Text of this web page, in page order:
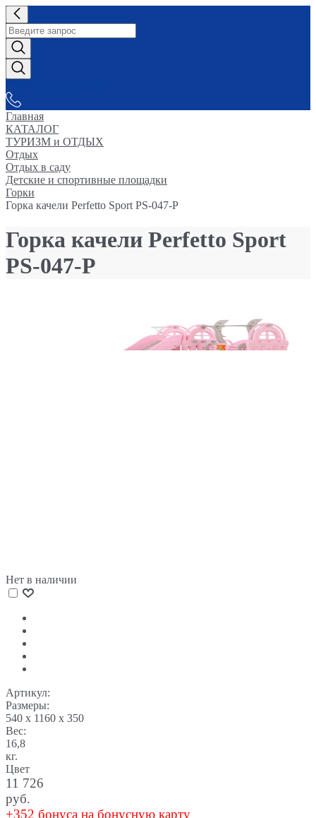
Главная
КАТАЛОГ
ТУРИЗМ и ОТДЫХ
Отдых
Отдых в саду
Детские и спортивные площадки
Горки
Горка качели Perfetto Sport PS-047-P
Горка качели Perfetto Sport
PS-047-P
Нет в наличии
Артикул:
Размеры:
540 x 1160 x 350
Вес:
16,8
кг.
Цвет
11 726
руб.
+352 бонуса на бонусную карту